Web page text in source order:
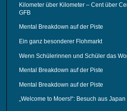
Kilometer über Kilometer – Cent über
GFB
Mental Breakdown auf der Piste
Ein ganz besonderer Flohmarkt
Wenn Schülerinnen und Schüler das
Mental Breakdown auf der Piste
Mental Breakdown auf der Piste
„Welcome to Moers!“: Besuch aus